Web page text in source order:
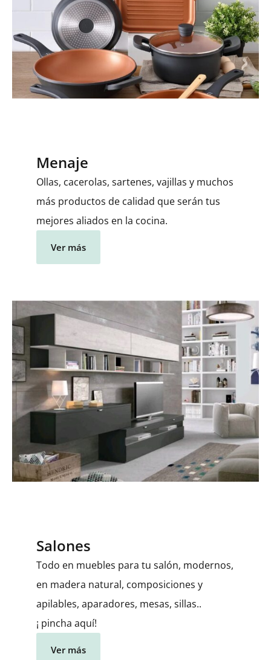
Menaje
Ollas, cacerolas, sartenes, vajillas y muchos
más productos de calidad que serán tus
mejores aliados en la cocina.
Ver más
Salones
Todo en muebles para tu salón, modernos,
en madera natural, composiciones y
apilables, aparadores, mesas, sillas..
¡ pincha aquí!
Ver más